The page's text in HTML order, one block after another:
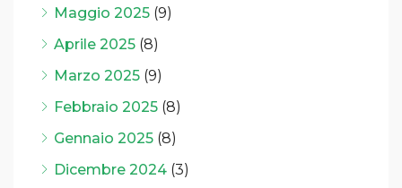
Maggio 2025 (9)
Aprile 2025 (8)
Marzo 2025 (9)
Febbraio 2025 (8)
Gennaio 2025 (8)
Dicembre 2024 (3)